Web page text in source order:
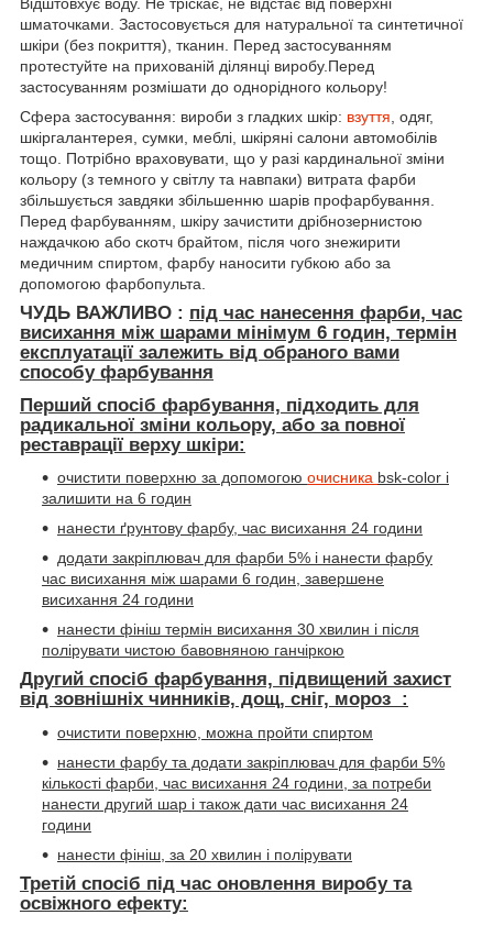
шматочками. Застосовується для натуральної та синтетичної
шкіри (без покриття), тканин. Перед застосуванням
протестуйте на прихованій ділянці виробу.Перед
застосуванням розмішати до однорідного кольору!
Сфера застосування: вироби з гладких шкір: взуття , одяг,
шкіргалантерея, сумки, меблі, шкіряні салони автомобілів
тощо. Потрібно враховувати, що у разі кардинальної зміни
кольору (з темного у світлу та навпаки) витрата фарби
збільшується завдяки збільшенню шарів профарбування.
Перед фарбуванням, шкіру зачистити дрібнозернистою
наждачкою або скотч брайтом, після чого знежирити
медичним спиртом, фарбу наносити губкою або за
допомогою фарбопульта.
ЧУДЬ ВАЖЛИВО : під час нанесення фарби, час
висихання між шарами мінімум 6 годин, термін
експлуатації залежить від обраного вами
способу фарбування
Перший спосіб фарбування, підходить для
радикальної зміни кольору, або за повної
реставрації верху шкіри:
очистити поверхню за допомогою очисника bsk-color і
залишити на 6 годин
нанести ґрунтову фарбу, час висихання 24 години
додати закріплювач для фарби 5% і нанести фарбу
час висихання між шарами 6 годин, завершене
висихання 24 години
нанести фініш термін висихання 30 хвилин і після
полірувати чистою бавовняною ганчіркою
Другий спосіб фарбування, підвищений захист
від зовнішніх чинників, дощ, сніг, мороз :
очистити поверхню, можна пройти спиртом
нанести фарбу та додати закріплювач для фарби 5%
кількості фарби, час висихання 24 години, за потреби
нанести другий шар і також дати час висихання 24
години
нанести фініш, за 20 хвилин і полірувати
Третій спосіб під час оновлення виробу та
освіжного ефекту: